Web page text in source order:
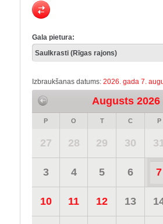
Gala pietura:
Izbraukšanas datums: 2026. gada 7.
Augusts 2026
P O T C P
27 28 29 30
3 4 5 6 7
10 11 12 13